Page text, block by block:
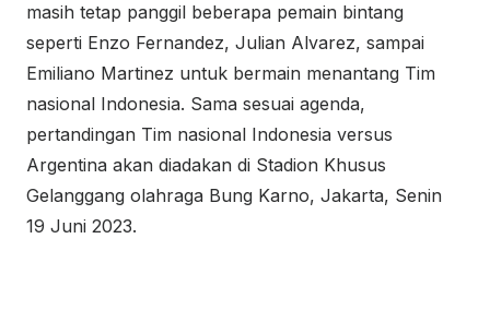
masih tetap panggil beberapa pemain bintang
seperti Enzo Fernandez, Julian Alvarez, sampai
Emiliano Martinez untuk bermain menantang Tim
nasional Indonesia. Sama sesuai agenda,
pertandingan Tim nasional Indonesia versus
Argentina akan diadakan di Stadion Khusus
Gelanggang olahraga Bung Karno, Jakarta, Senin
19 Juni 2023.